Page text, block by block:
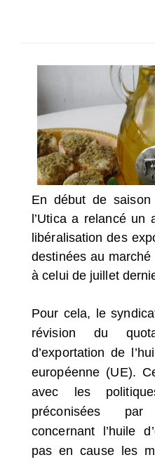
En début de saison
l’Utica a relancé un
libéralisation des
destinées au
à celui de juillet
Pour cela, le
révision du
d’exportation de
européenne (UE).
avec les
préconisées
concernant l’huile
pas en cause les